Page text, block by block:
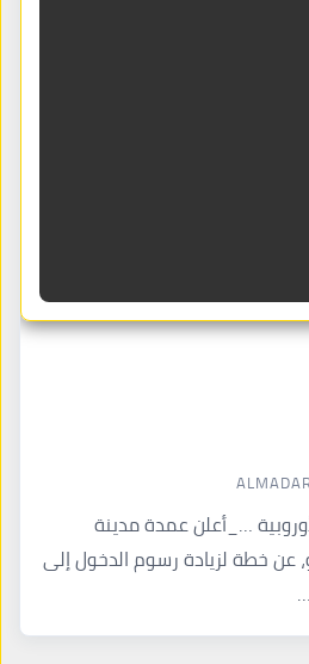
…_أعلن عمدة مدينة
عن خطة لزيادة رسوم الدخول إلى